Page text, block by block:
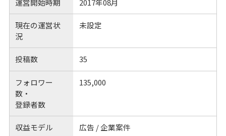
運営開始時期 2017年08月
現在の運営状
況
未設定
投稿数 35
フォロワー
数・
登録者数
135,000
収益モデル 広告 / 企業案件